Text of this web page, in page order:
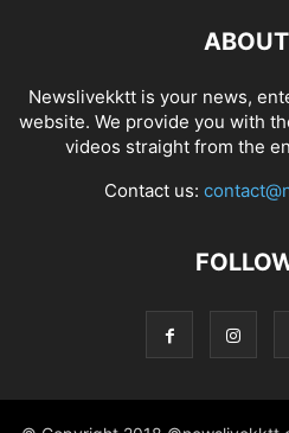
Newslivekktt is your news,
website. We provide you with
videos straight from the
Contact us: